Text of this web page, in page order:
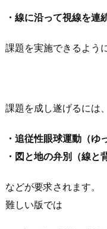
・線に沿って視線を連
課題を実施できるよう
課題を成し遂げるには、
・追従性眼球運動（ゆ
・図と地の弁別（線と
などが要求されます。
難しい版では